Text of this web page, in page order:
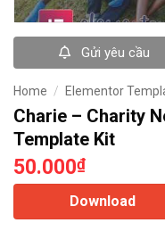
Gửi yêu cầu
Home / Elementor
Charie – Charity
Template Kit
50.000₫
Download